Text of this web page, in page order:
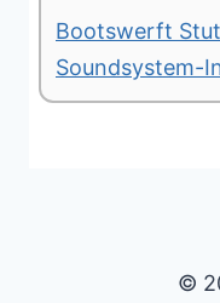
Bootswerft
Soundsystem-
©